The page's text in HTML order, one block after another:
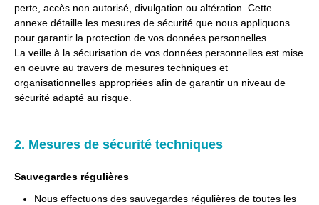
perte, accès non autorisé, divulgation ou altération. Cette
annexe détaille les mesures de sécurité que nous appliquons
pour garantir la protection de vos données personnelles.
La veille à la sécurisation de vos données personnelles est mise
en oeuvre au travers de mesures techniques et
organisationnelles appropriées afin de garantir un niveau de
sécurité adapté au risque.
2. Mesures de sécurité techniques
Sauvegardes régulières
Nous effectuons des sauvegardes régulières de toutes les